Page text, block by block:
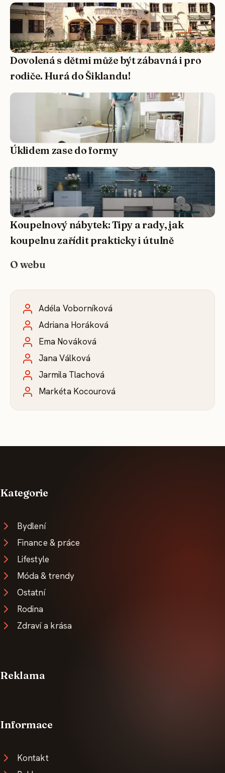
Dovolená s dětmi může být zábavná i pro
rodiče. Hurá do Šiklandu!
Úklidem zase do formy
Koupelnový nábytek: Tipy a rady, jak
koupelnu zařídit prakticky i útulně
O webu
Adéla Voborníková
Adriana Horáková
Ema Nováková
Jana Válková
Jarmila Tlachová
Markéta Kocourová
Kategorie
Bydlení
Finance & práce
Lifestyle
Móda & trendy
Ostatní
Rodina
Zdraví a krása
Reklama
Informace
Kontakt